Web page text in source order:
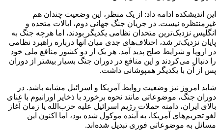
این اندیشکده ادامه داد: از یک منظر، این وضعیت چندان هم
غیرمنتظره نیست. در جریان جنگ جهانی دوم، ایالات متحده و
انگلیس نزدیک‌ترین متحدان نظامی یکدیگر بودند، اما هرچه جنگ به
پایان نزدیک‌تر شد، اختلاف‌های جدی میان آنها درباره راهبرد نظامی
در اروپا و شرایط صلح پدید آمد. هر یک از دو کشور منافع ملی خود
را دنبال می‌کردند و این منافع در دوران جنگ بسیار بیشتر از دوران
پس از آن با یکدیگر همپوشانی داشت.
شاید امروز نیز وضعیت روابط آمریکا و اسرائیل مشابه باشد. در
دوران جنگ، موضوعاتی مانند نحوه برخورد با ذخایر اورانیوم با غنای
بالای ایران، دامنه حملات رژیم اسرائیل علیه حزب‌الله یا زمان آغاز
لغو تحریم‌های آمریکا، به آینده موکول شده بود، اما اکنون این
مسائل به موضوعاتی فوری تبدیل شده‌اند.